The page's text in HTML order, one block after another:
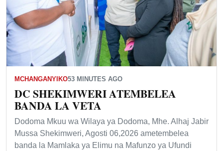
MCHANGANYIKO53 MINUTES AGO
DC SHEKIMWERI ATEMBELEA
BANDA LA VETA
Dodoma Mkuu wa Wilaya ya Dodoma, Mhe. Alhaj Jabir
Mussa Shekimweri, Agosti 06,2026 ametembelea
banda la Mamlaka ya Elimu na Mafunzo ya Ufundi